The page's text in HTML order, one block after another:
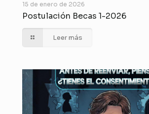
15 de enero de 2026
Postulación Becas 1-2026
Leer más